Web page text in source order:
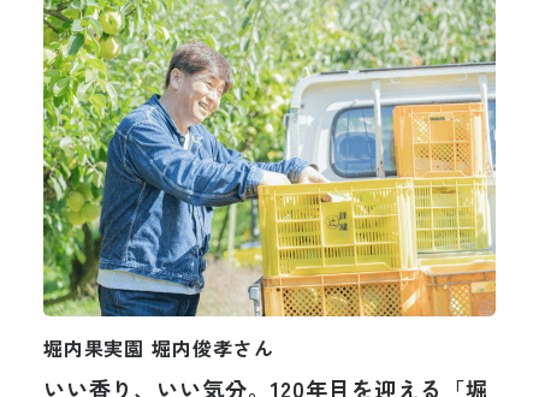
堀内果実園 堀内俊孝さん
いい香り、いい気分。120年目を迎える「堀